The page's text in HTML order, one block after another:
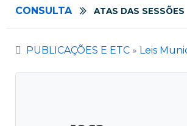
CONSULTA ATAS DAS SESSÕES
PUBLICAÇÕES E ETC » Leis